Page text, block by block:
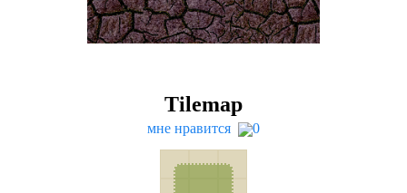
Tilemap
мне нравится 0